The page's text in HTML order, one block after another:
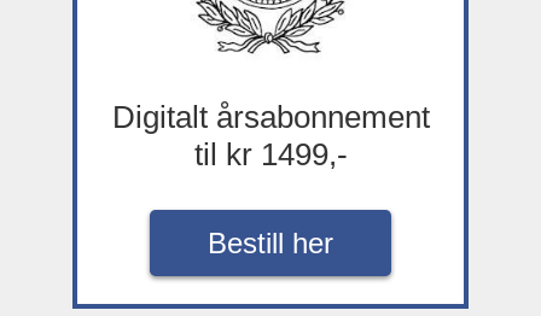
Digitalt årsabonnement
til kr 1499,-
Bestill her